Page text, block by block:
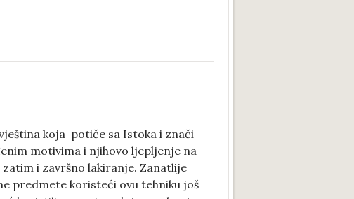
koja potiče sa Istoka i znači
motivima i njihovo ljepljenje na
i završno lakiranje. Zanatlije
predmete koristeći ovu tehniku još